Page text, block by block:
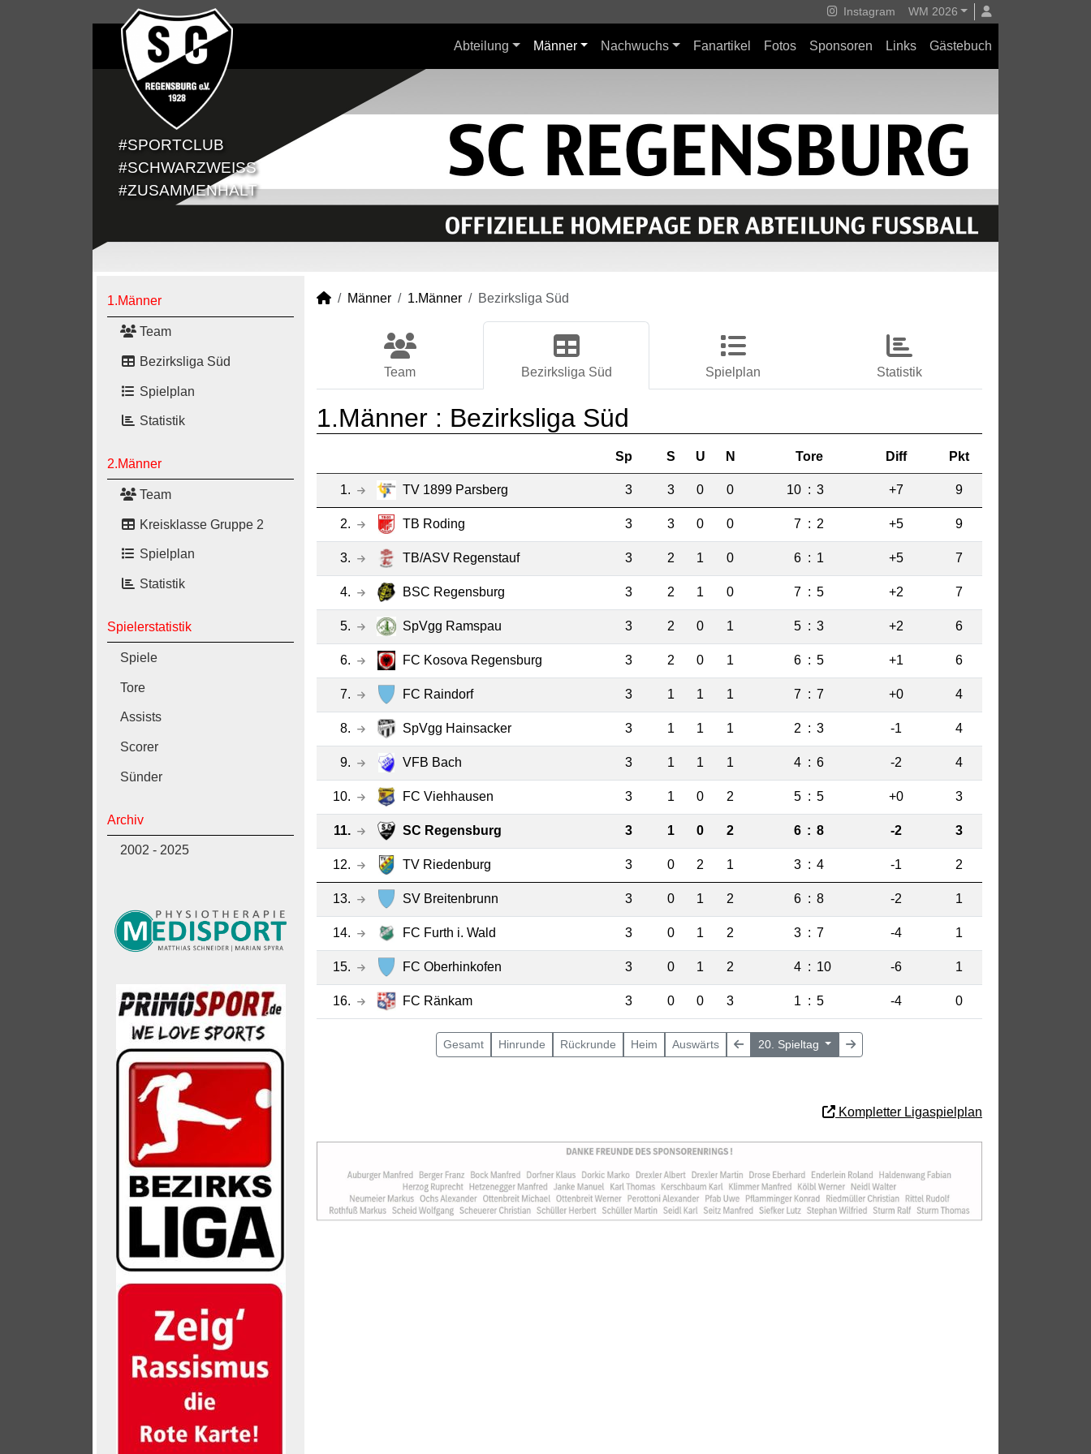
Instagram WM 2026
Abteilung Männer Nachwuchs Fanartikel Fotos Sponsoren Links Gästebuch
#SPORTCLUB
#SCHWARZWEISS
#ZUSAMMENHALT
1.Männer
Team
Bezirksliga Süd
Spielplan
Statistik
2.Männer
Team
Kreisklasse Gruppe 2
Spielplan
Statistik
Spielerstatistik
Spiele
Tore
Assists
Scorer
Sünder
Archiv
2002 - 2025
Männer 1.Männer Bezirksliga Süd
Team Bezirksliga Süd Spielplan Statistik
1.Männer : Bezirksliga Süd
Sp S U N Tore Diff Pkt
1. TV 1899 Parsberg 3 3 0 0 10 : 3 +7 9
2. TB Roding 3 3 0 0 7 : 2 +5 9
3. TB/ASV Regenstauf 3 2 1 0 6 : 1 +5 7
4. BSC Regensburg 3 2 1 0 7 : 5 +2 7
5. SpVgg Ramspau 3 2 0 1 5 : 3 +2 6
6. FC Kosova Regensburg 3 2 0 1 6 : 5 +1 6
7. FC Raindorf 3 1 1 1 7 : 7 +0 4
8. SpVgg Hainsacker 3 1 1 1 2 : 3 -1 4
9. VFB Bach 3 1 1 1 4 : 6 -2 4
10. FC Viehhausen 3 1 0 2 5 : 5 +0 3
11. SC Regensburg 3 1 0 2 6 : 8 -2 3
12. TV Riedenburg 3 0 2 1 3 : 4 -1 2
13. SV Breitenbrunn 3 0 1 2 6 : 8 -2 1
14. FC Furth i. Wald 3 0 1 2 3 : 7 -4 1
15. FC Oberhinkofen 3 0 1 2 4 : 10 -6 1
16. FC Ränkam 3 0 0 3 1 : 5 -4 0
Gesamt Hinrunde Rückrunde Heim Auswärts 20. Spieltag
Kompletter Ligaspielplan